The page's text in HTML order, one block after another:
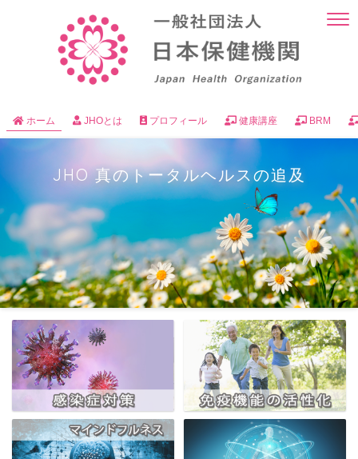
ホーム JHOとは プロフィール 健康講座 BRM
JHO 真のトータルヘルスの追及